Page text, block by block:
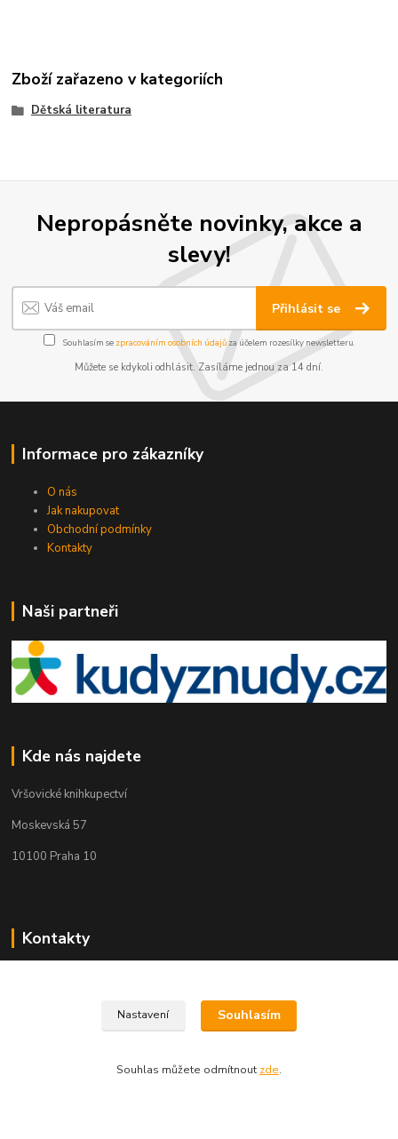
Zboží zařazeno v kategoriích
Dětská literatura
Nepropásněte novinky, akce a
slevy!
Přihlásit se
Souhlasím se zpracováním osobních údajůza účelem rozesílky newsletteru.
Můžete se kdykoli odhlásit. Zasíláme jednou za 14 dní.
Informace pro zákazníky
O nás
Jak nakupovat
Obchodní podmínky
Kontakty
Naši partneři
Kde nás najdete
Vršovické knihkupectví
Moskevská 57
10100 Praha 10
Kontakty
(Po-Pá, 9-18 ,So 9-12)Nastavení Souhlasím
Souhlas můžete odmítnout zde.